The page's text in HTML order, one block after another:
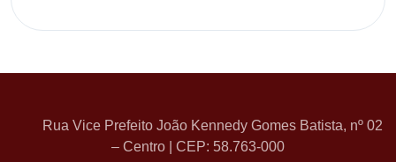
Rua Vice Prefeito João Kennedy Gomes Batista, nº 02
– Centro | CEP: 58.763-000